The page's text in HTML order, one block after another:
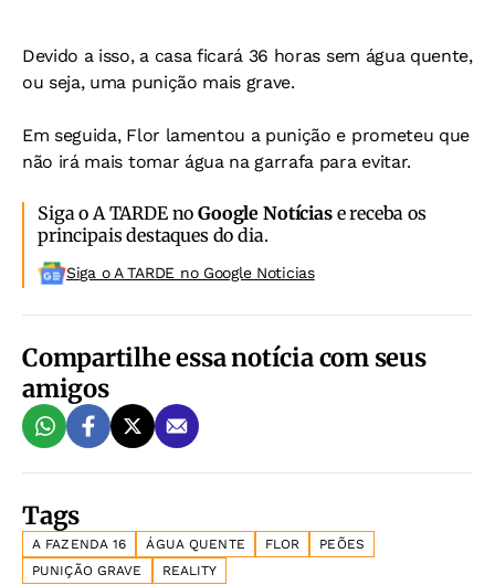
Devido a isso, a casa ficará 36 horas sem água quente,
ou seja, uma punição mais grave.
Em seguida, Flor lamentou a punição e prometeu que
não irá mais tomar água na garrafa para evitar.
Siga o A TARDE noGoogle Notíciase receba os
principais destaques do dia.
Siga o A TARDE no Google Noticias
Compartilhe essa notícia com seus
amigos
Tags
A FAZENDA 16 ÁGUA QUENTE FLOR
PEÕES
PUNIÇÃO GRAVE
REALITY